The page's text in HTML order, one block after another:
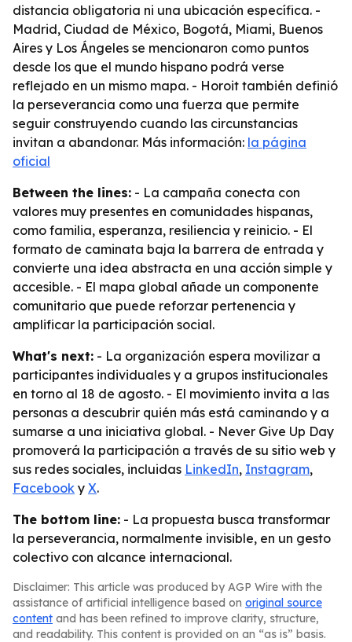
distancia obligatoria ni una ubicación específica. -
Madrid, Ciudad de México, Bogotá, Miami, Buenos
Aires y Los Ángeles se mencionaron como puntos
desde los que el mundo hispano podrá verse
reflejado en un mismo mapa. - Horoit también definió
la perseverancia como una fuerza que permite
seguir construyendo cuando las circunstancias
invitan a abandonar. Más información: la página
oficial
Between the lines: - La campaña conecta con
valores muy presentes en comunidades hispanas,
como familia, esperanza, resiliencia y reinicio. - El
formato de caminata baja la barrera de entrada y
convierte una idea abstracta en una acción simple y
accesible. - El mapa global añade un componente
comunitario que puede reforzar pertenencia y
amplificar la participación social.
What's next: - La organización espera movilizar a
participantes individuales y a grupos institucionales
en torno al 18 de agosto. - El movimiento invita a las
personas a descubrir quién más está caminando y a
sumarse a una iniciativa global. - Never Give Up Day
promoverá la participación a través de su sitio web y
sus redes sociales, incluidas LinkedIn, Instagram,
Facebook y X.
The bottom line: - La propuesta busca transformar
la perseverancia, normalmente invisible, en un gesto
colectivo con alcance internacional.
Disclaimer: This article was produced by AGP Wire with the
assistance of artificial intelligence based on original source
content and has been refined to improve clarity, structure,
and readability. This content is provided on an “as is” basis.